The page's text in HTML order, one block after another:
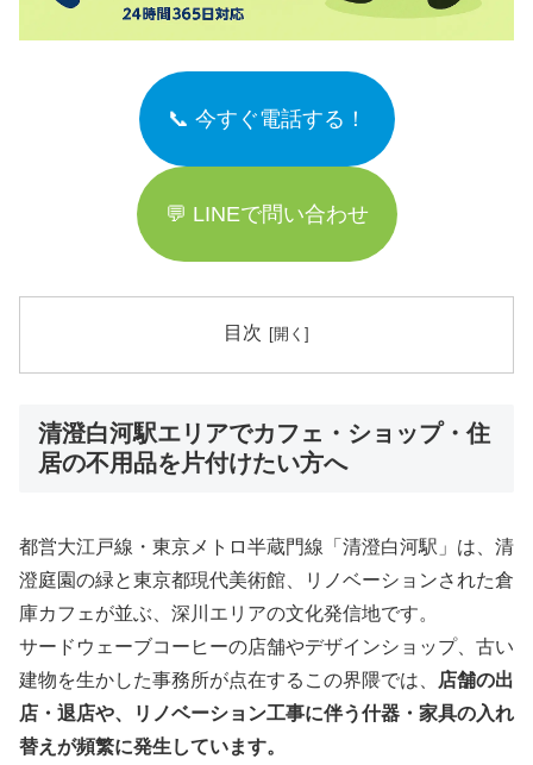
📞 今すぐ電話する！
💬 LINEで問い合わせ
目次
清澄白河駅エリアでカフェ・ショップ・住
居の不用品を片付けたい方へ
都営大江戸線・東京メトロ半蔵門線「清澄白河駅」は、清
澄庭園の緑と東京都現代美術館、リノベーションされた倉
庫カフェが並ぶ、深川エリアの文化発信地です。
サードウェーブコーヒーの店舗やデザインショップ、古い
建物を生かした事務所が点在するこの界隈では、
店舗の出
店・退店や、リノベーション工事に伴う什器・家具の入れ
替えが頻繁に発生しています。